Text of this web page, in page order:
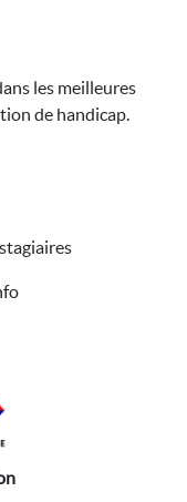
les meilleures
de handicap.